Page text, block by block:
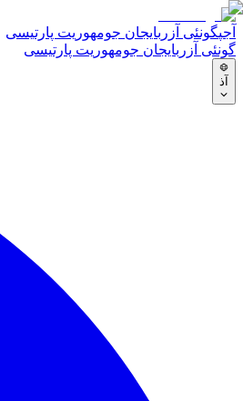
آجپگونئی آزربایجان جومهوریت پارتیسی
گونئی آزربایجان جومهوریت پارتیسی
آذ